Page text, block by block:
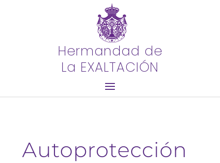
Hermandad de
La EXALTACIÓN
Autoprotección